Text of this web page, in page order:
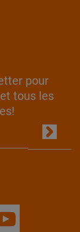
pour
tous les